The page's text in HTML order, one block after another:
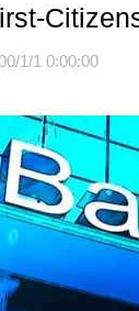
1/1 0:00:00